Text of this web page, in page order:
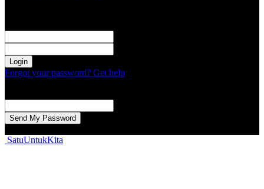
Forgot your password? Get help
SatuUntukKita